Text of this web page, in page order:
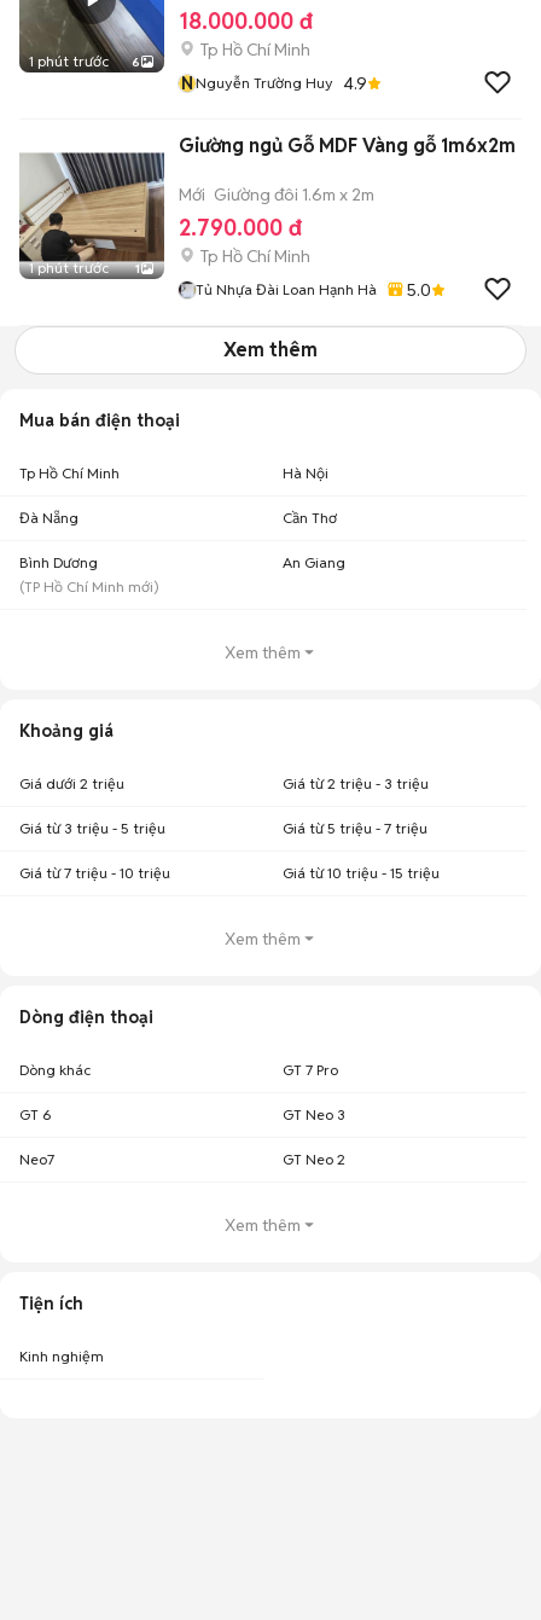
1 phút trước 6
18.000.000 đ
Tp Hồ Chí Minh
NNguyễn Trường Huy 4.9
1 phút trước 1
Giường ngủ Gỗ MDF Vàng gỗ 1m6x2m
Mới Giường đôi 1.6m x 2m
2.790.000 đ
Tp Hồ Chí Minh
Tủ Nhựa Đài Loan Hạnh Hà 5.0
Xem thêm
Mua bán điện thoại
Tp Hồ Chí Minh Hà Nội
Đà Nẵng Cần Thơ
Bình Dương
(TP Hồ Chí Minh mới)
An Giang
Xem thêm
Khoảng giá
Giá dưới 2 triệu Giá từ 2 triệu - 3 triệu
Giá từ 3 triệu - 5 triệu Giá từ 5 triệu - 7 triệu
Giá từ 7 triệu - 10 triệu Giá từ 10 triệu - 15 triệu
Xem thêm
Dòng điện thoại
Dòng khác GT 7 Pro
GT 6 GT Neo 3
Neo7 GT Neo 2
Xem thêm
Tiện ích
Kinh nghiệm